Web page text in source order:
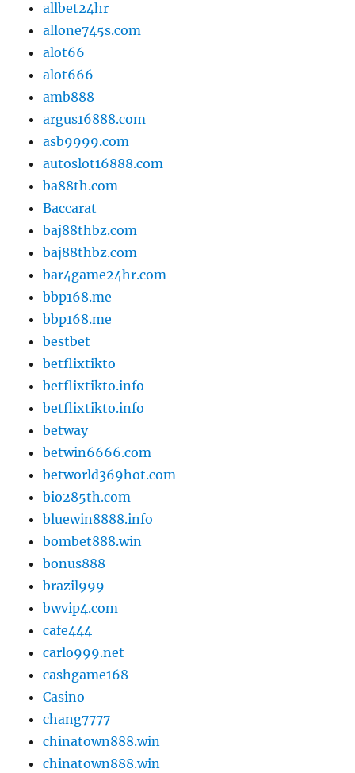
allbet24hr
allone745s.com
alot66
alot666
amb888
argus16888.com
asb9999.com
autoslot16888.com
ba88th.com
Baccarat
baj88thbz.com
baj88thbz.com
bar4game24hr.com
bbp168.me
bbp168.me
bestbet
betflixtikto
betflixtikto.info
betflixtikto.info
betway
betwin6666.com
betworld369hot.com
bio285th.com
bluewin8888.info
bombet888.win
bonus888
brazil999
bwvip4.com
cafe444
carlo999.net
cashgame168
Casino
chang7777
chinatown888.win
chinatown888.win